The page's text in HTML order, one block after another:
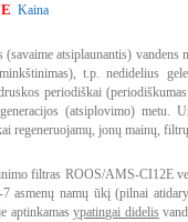
Kaina
(savaime atsiplaunantis)
t.p. nedidelius
periodiškai
(atsiplovimo) metu.
regeneruojamų, jonų mainų,
filtras ROOS/AMS-CI12E
asmenų namų ūkį (pilnai
aptinkamasypatingai didelis